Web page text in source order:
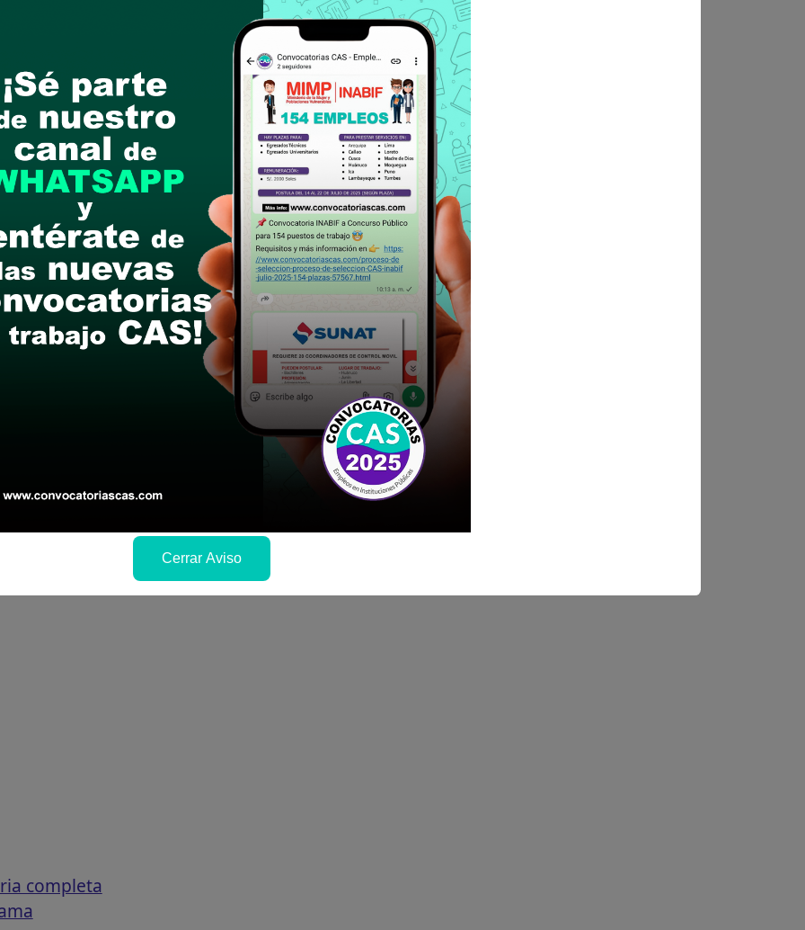
16 de julio del 2024
DEL GRUPO OCUPACIONAL PROFESIONAL DE LA SALUD
- Formulario de Curriculum Vitae con los documentos sustentatorios y Anexo
de mesa de partes virtual
POSTULA AQUÍde la Unidad Ejecutora N° 411 -
lo siguiente:
convocatoria CAS N° 003
Nombres y apellidos, N° de DNI., Cargo al que participa-
anexos deberán ser remitidos en forma legible, que se puedan visualizar,
las bases del concurso público
si cumples con los requisitos para el puesto
y presentalo en la fechas y por los medios que indica las bases
completa
Cerrar Aviso